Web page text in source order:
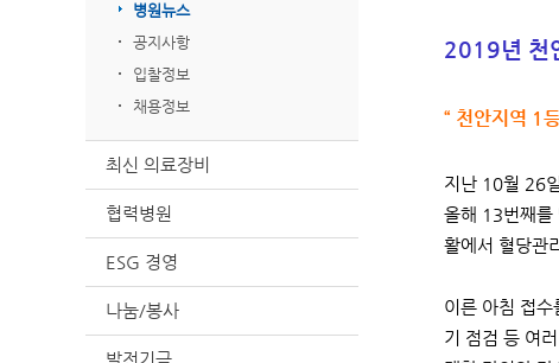
병원뉴스
공지사항
입찰정보
채용정보
최신 의료장비
협력병원
ESG 경영
나눔/봉사
발전기금
2019년 천
“ 천안지역 1
지난 10월 26
올해 13번째를
활에서 혈당관
이른 아침 접
기 점검 등 여